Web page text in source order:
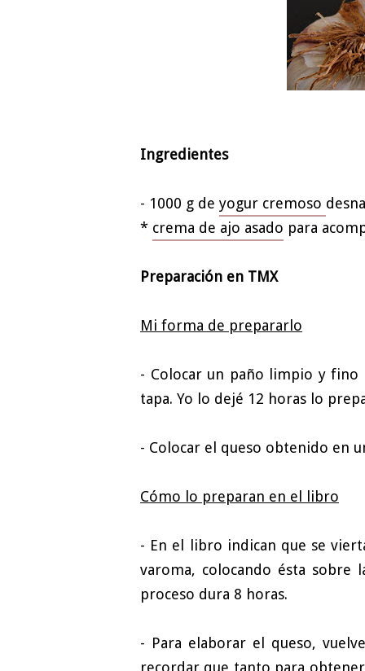
Ingredientes
- 1000 g de yogur cremoso
* crema de ajo asado para
Preparación en TMX
Mi forma de prepararlo
- Colocar un paño limpio y fino
tapa. Yo lo dejé 12 horas lo
- Colocar el queso obtenido en
Cómo lo preparan en el libro
- En el libro indican que se
varoma, colocando ésta
proceso dura 8 horas.
- Para elaborar el queso,
recordar que tanto para